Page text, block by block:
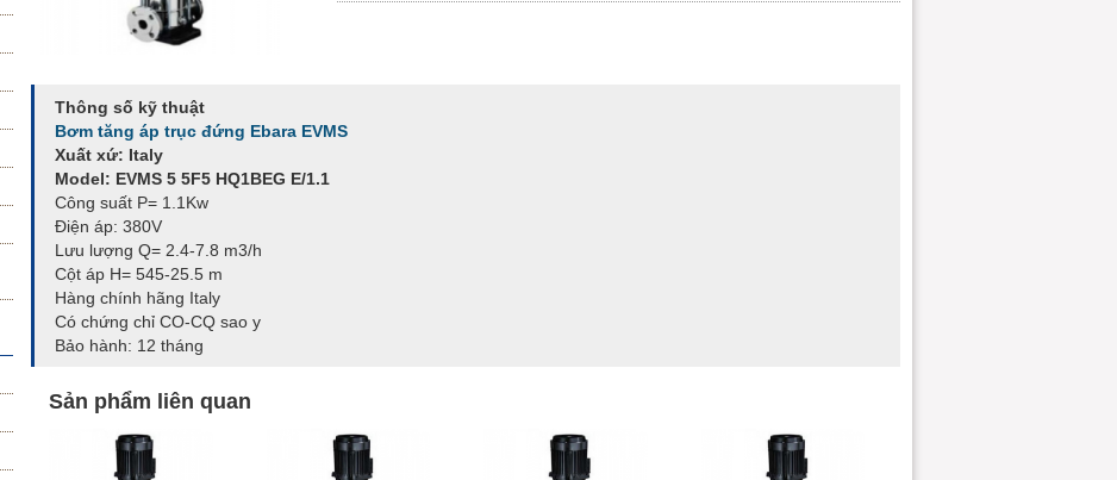
Thông số kỹ thuật
Bơm tăng áp trục đứng Ebara EVMS
Xuất xứ: Italy
Model: EVMS 5 5F5 HQ1BEG E/1.1
Công suất P= 1.1Kw
Điện áp: 380V
Lưu lượng Q= 2.4-7.8 m3/h
Cột áp H= 545-25.5 m
Hàng chính hãng Italy
Có chứng chỉ CO-CQ sao y
Bảo hành: 12 tháng
Sản phẩm liên quan